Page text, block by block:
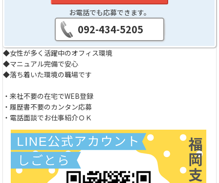
お電話でも応募できます。
092-434-5205
◆女性が多く活躍中のオフィス環境
◆マニュアル完備で安心
◆落ち着いた環境の職場です
・来社不要の在宅でWEB登録
・履歴書不要のカンタン応募
・電話面談でお仕事紹介ＯＫ